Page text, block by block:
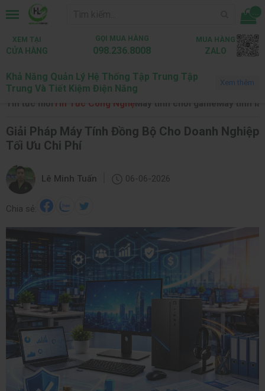
...
XEM TẠI
CỬA HÀNG
GỌI MUA HÀNG
098.236.8008
MUA HÀNG
ZALO
Trang chủ Tin tức Tin Tức Công Nghệ
Tin tức mới Tin Tức Công NghệMáy tính chơi gameMáy tính
Giải Pháp Máy Tính Đồng Bộ Cho Doanh Nghiệp
Tối Ưu Chi Phí
Lê Minh Tuấn 06-06-2026
Chia sẻ:
Khả Năng Quản Lý Hệ Thống Tập Trung Tập
Trung Và Tiết Kiệm Điện Năng
Xem thêm